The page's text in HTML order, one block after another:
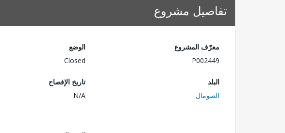
تفاصيل مشروع
معرّف المشروع
P002449
الوضع
Closed
البلد
الصومال
تاريخ الإفصاح
N/A